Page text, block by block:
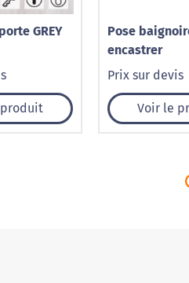
GREY
Pose
encastrer
Prix sur devis
Voir le